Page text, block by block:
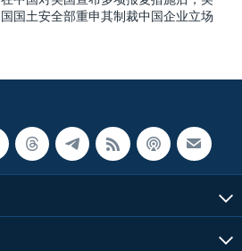
国国土安全部重申其制裁中国企业立场